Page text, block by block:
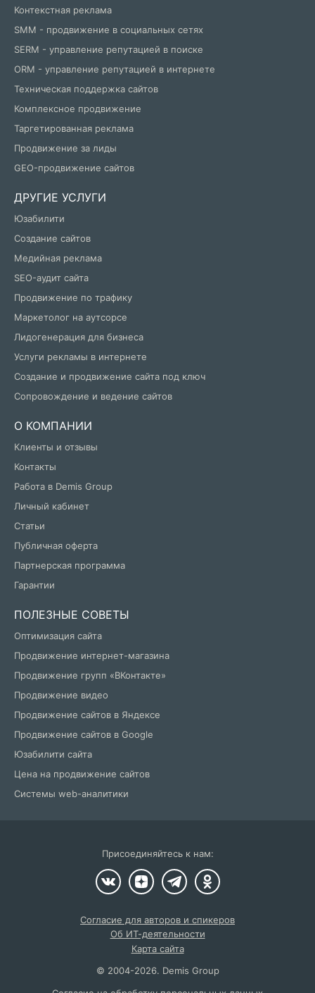
Контекстная реклама
SMM - продвижение в социальных сетях
SERM - управление репутацией в поиске
ORM - управление репутацией в интернете
Техническая поддержка сайтов
Комплексное продвижение
Таргетированная реклама
Продвижение за лиды
GEO-продвижение сайтов
ДРУГИЕ УСЛУГИ
Юзабилити
Создание сайтов
Медийная реклама
SEO-аудит сайта
Продвижение по трафику
Маркетолог на аутсорсе
Лидогенерация для бизнеса
Услуги рекламы в интернете
Создание и продвижение сайта под ключ
Сопровождение и ведение сайтов
О КОМПАНИИ
Клиенты и отзывы
Контакты
Работа в Demis Group
Личный кабинет
Статьи
Публичная оферта
Партнерская программа
Гарантии
ПОЛЕЗНЫЕ СОВЕТЫ
Оптимизация сайта
Продвижение интернет-магазина
Продвижение групп «ВКонтакте»
Продвижение видео
Продвижение сайтов в Яндексе
Продвижение сайтов в Google
Юзабилити сайта
Цена на продвижение сайтов
Системы web-аналитики
Присоединяйтесь к нам:
© 2004-2026. Demis Group
Карта сайта
Об ИТ-деятельности
Согласие для авторов и спикеров